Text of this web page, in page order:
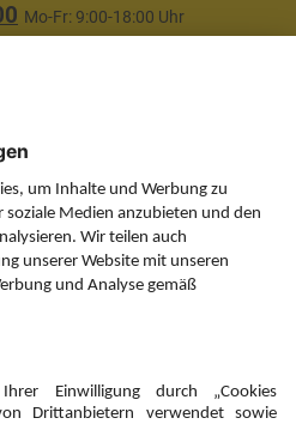
Mo-Fr: 9:00-18:00 Uhr
auf